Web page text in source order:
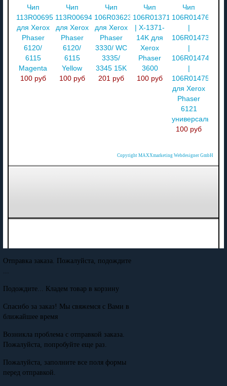
Чип
113R00695
для Xerox
Phaser
6120/
6115
Magenta
100 руб
Чип
113R00694
для Xerox
Phaser
6120/
6115
Yellow
100 руб
Чип
106R03623
для Xerox
Phaser
3330/ WC
3335/
3345 15K
201 руб
Чип
106R01371
| X-1371-
14K для
Xerox
Phaser
3600
100 руб
Чип
106R01476
106R01473
106R01474
106R01475
для Xerox
Phaser
6121
универсальный
100 руб
Copyright MAXXmarketing Webdesigner GmbH
Отправка заказа. Пожалуйста, подождите
...
Подождите... Кладем товар в корзину
Спасибо за заказ! Мы свяжемся с Вами в
ближайшее время
Возникла проблема с отправкой заказа.
Пожалуйста, попробуйте еще раз.
Пожалуйста, заполните все поля формы
перед отправкой.